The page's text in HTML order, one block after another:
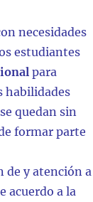
necesidades
estudiantes
para
habilidades
quedan sin
formar parte
de y atención a
acuerdo a la